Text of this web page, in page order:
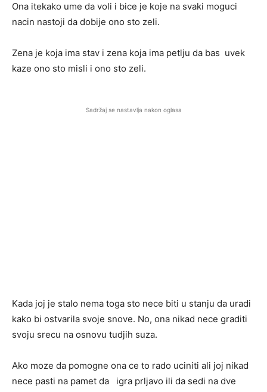
Ona itekako ume da voli i bice je koje na svaki moguci
nacin nastoji da dobije ono sto zeli.
Zena je koja ima stav i zena koja ima petlju da bas uvek
kaze ono sto misli i ono sto zeli.
Sadržaj se nastavlja nakon oglasa
Kada joj je stalo nema toga sto nece biti u stanju da uradi
kako bi ostvarila svoje snove. No, ona nikad nece graditi
svoju srecu na osnovu tudjih suza.
Ako moze da pomogne ona ce to rado uciniti ali joj nikad
nece pasti na pamet da igra prljavo ili da sedi na dve